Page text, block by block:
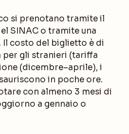
si prenotano tramite il
SINAC o tramite una
Il costo del biglietto è di
per gli stranieri (tariffa
(dicembre–aprile), i
in poche ore.
con almeno 3 mesi di
a gennaio o